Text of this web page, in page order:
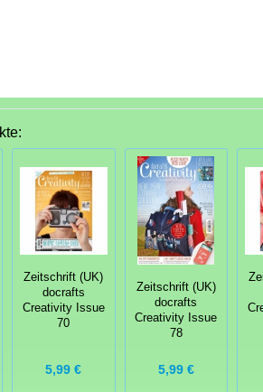
Zeitschrift (UK)
docrafts
Creativity Issue
70
5,99 €
Zeitschrift (UK)
docrafts
Creativity Issue
78
5,99 €